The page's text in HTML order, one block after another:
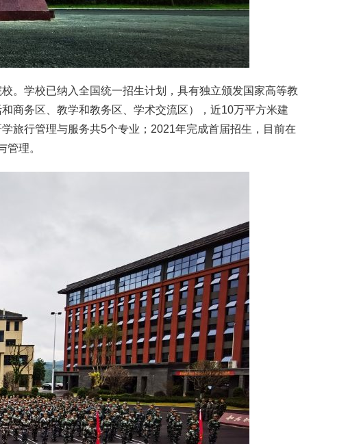
。学校已纳入全国统一招生计划，具有独立颁发国家高等教
商务区、教学和教务区、学术交流区），近10万平方米建
旅行管理与服务共5个专业；2021年完成首届招生，目前在
理。